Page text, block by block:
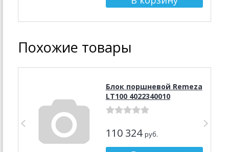
Похожие товары
Блок поршневой Remeza
LT100 4022340010
110 324 руб.